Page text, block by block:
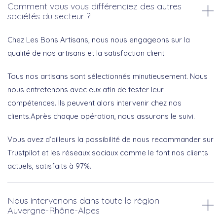
Comment vous vous différenciez des autres
sociétés du secteur ?
Chez Les Bons Artisans, nous nous engageons sur la
qualité de nos artisans et la satisfaction client.
Tous nos artisans sont sélectionnés minutieusement. Nous
nous entretenons avec eux afin de tester leur
compétences. Ils peuvent alors intervenir chez nos
clients.Après chaque opération, nous assurons le suivi.
Vous avez d’ailleurs la possibilité de nous recommander sur
Trustpilot et les réseaux sociaux comme le font nos clients
actuels, satisfaits à 97%.
Nous intervenons dans toute la région
Auvergne-Rhône-Alpes